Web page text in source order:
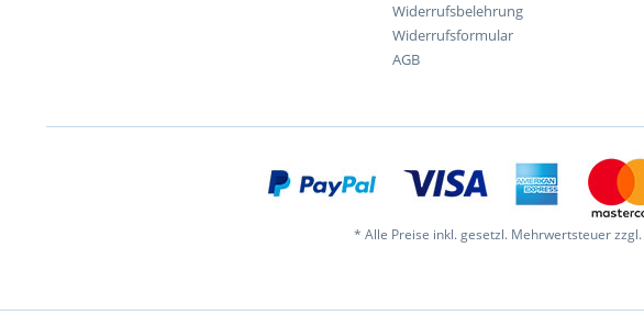
Widerrufsbelehrung
Widerrufsformular
AGB
* Alle Preise inkl. gesetzl. Mehrwertsteuer zzgl.